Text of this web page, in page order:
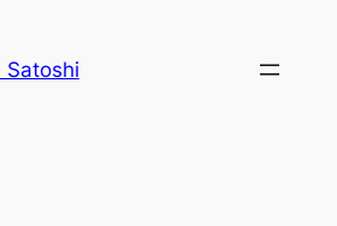
Satoshi